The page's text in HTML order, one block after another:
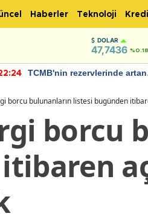
Haberler Teknoloji Kredi
DOLAR
47,7436 %0.18
TCMB'nin rezervlerinde artan
borcu bulunanların listesi bugünden
borcu